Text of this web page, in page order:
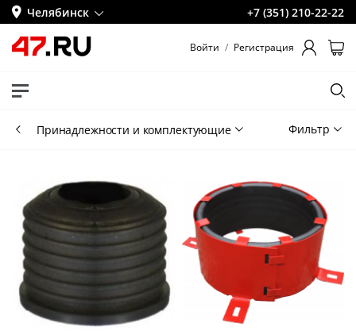
Челябинск +7 (351) 210-22-22
Войти / Регистрация
Принадлежности и комплектующие Фильтр